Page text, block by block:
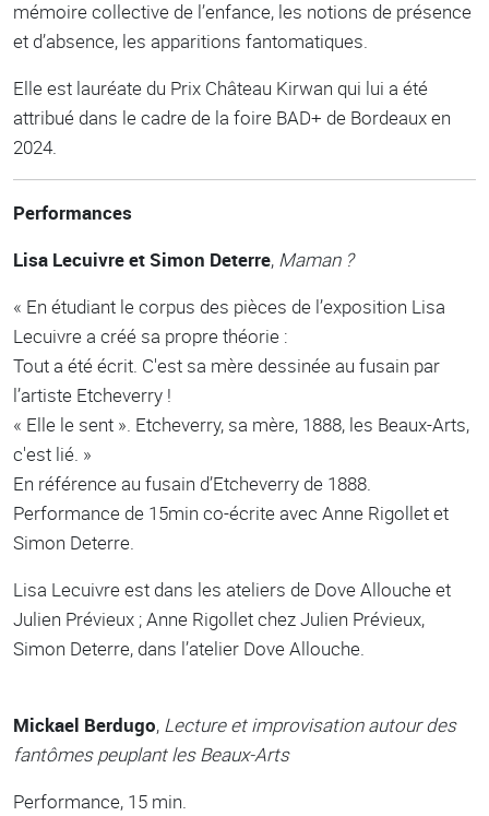
mémoire collective de l’enfance, les notions de présence
et d’absence, les apparitions fantomatiques.
Elle est lauréate du Prix Château Kirwan qui lui a été
attribué dans le cadre de la foire BAD+ de Bordeaux en
2024.
Performances
Lisa Lecuivre et Simon Deterre, Maman ?
« En étudiant le corpus des pièces de l’exposition Lisa
Lecuivre a créé sa propre théorie :
Tout a été écrit. C'est sa mère dessinée au fusain par
l’artiste Etcheverry !
« Elle le sent ». Etcheverry, sa mère, 1888, les Beaux-Arts,
c'est lié. »
En référence au fusain d’Etcheverry de 1888.
Performance de 15min co-écrite avec Anne Rigollet et
Simon Deterre.
Lisa Lecuivre est dans les ateliers de Dove Allouche et
Julien Prévieux ; Anne Rigollet chez Julien Prévieux,
Simon Deterre, dans l’atelier Dove Allouche.
Mickael Berdugo, Lecture et improvisation autour des
fantômes peuplant les Beaux-Arts
Performance, 15 min.